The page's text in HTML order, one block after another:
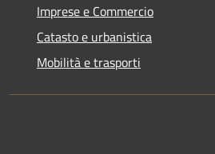
Imprese e Commercio
Catasto e urbanistica
Mobilità e trasporti